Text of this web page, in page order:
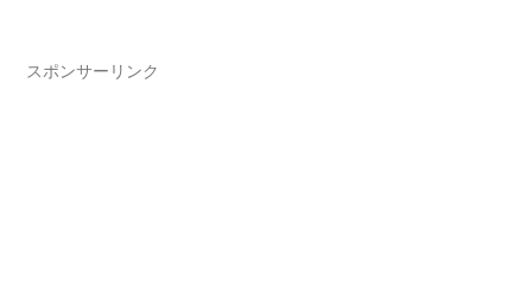
スポンサーリンク